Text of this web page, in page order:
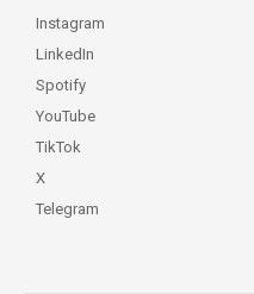
Instagram
LinkedIn
Spotify
YouTube
TikTok
X
Telegram